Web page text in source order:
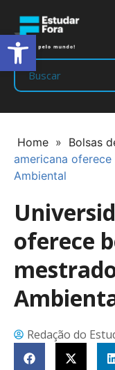
Home » Bolsas
americana
Ambiental
oferece
Redação do
Abrir a barra de